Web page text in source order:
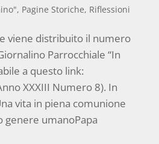
, Pagine Storiche, Riflessioni
viene distribuito il numero
Parrocchiale “In
a questo link:
XXXIII Numero 8). In
vita in piena comunione
genere umanoPapa